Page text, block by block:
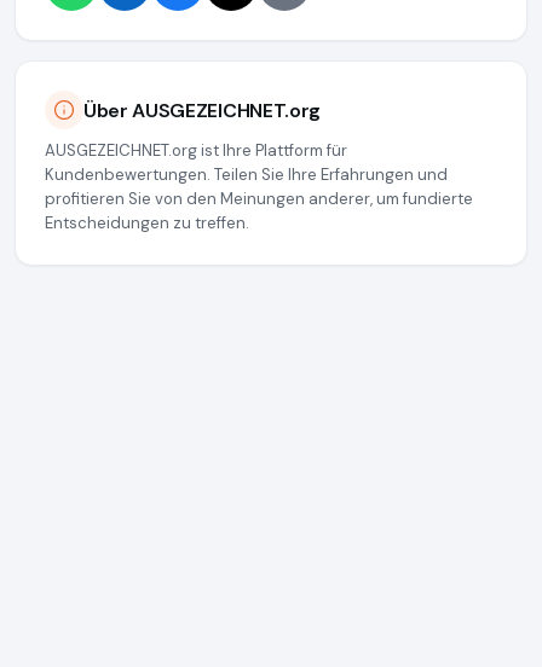
Über AUSGEZEICHNET.org
AUSGEZEICHNET.org ist Ihre Plattform für
Kundenbewertungen. Teilen Sie Ihre Erfahrungen und
profitieren Sie von den Meinungen anderer, um fundierte
Entscheidungen zu treffen.